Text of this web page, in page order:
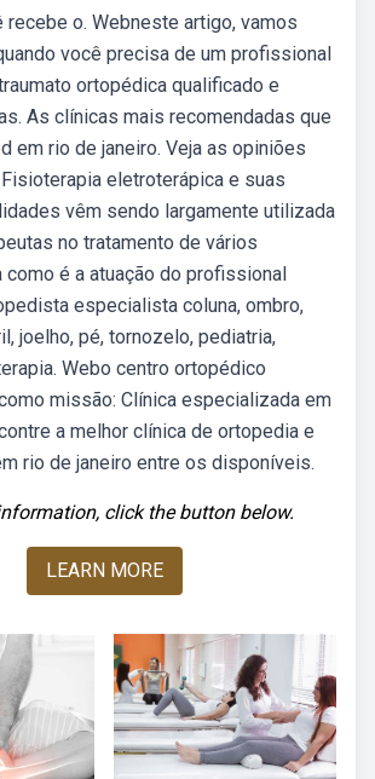
recebe o. Webneste artigo, vamos
você precisa de um profissional
ortopédica qualificado e
As clínicas mais recomendadas que
em rio de janeiro. Veja as opiniões
eletroterápica e suas
vêm sendo largamente utilizada
no tratamento de vários
como é a atuação do profissional
especialista coluna, ombro,
joelho, pé, tornozelo, pediatria,
Webo centro ortopédico
missão: Clínica especializada em
a melhor clínica de ortopedia e
rio de janeiro entre os disponíveis.
click the button below.
LEARN MORE